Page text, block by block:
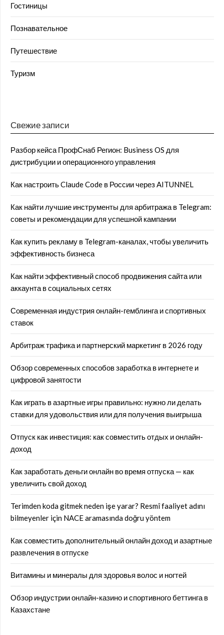
Гостиницы
Познавательное
Путешествие
Туризм
Свежие записи
Разбор кейса ПрофСнаб Регион: Business OS для
дистрибуции и операционного управления
Как настроить Claude Code в России через AITUNNEL
Как найти лучшие инструменты для арбитража в Telegram:
советы и рекомендации для успешной кампании
Как купить рекламу в Telegram-каналах, чтобы увеличить
эффективность бизнеса
Как найти эффективный способ продвижения сайта или
аккаунта в социальных сетях
Современная индустрия онлайн-гемблинга и спортивных
ставок
Арбитраж трафика и партнерский маркетинг в 2026 году
Обзор современных способов заработка в интернете и
цифровой занятости
Как играть в азартные игры правильно: нужно ли делать
ставки для удовольствия или для получения выигрыша
Отпуск как инвестиция: как совместить отдых и онлайн-
доход
Как заработать деньги онлайн во время отпуска — как
увеличить свой доход
Terimden koda gitmek neden işe yarar? Resmî faaliyet adını
bilmeyenler için NACE aramasında doğru yöntem
Как совместить дополнительный онлайн доход и азартные
развлечения в отпуске
Витамины и минералы для здоровья волос и ногтей
Обзор индустрии онлайн-казино и спортивного беттинга в
Казахстане